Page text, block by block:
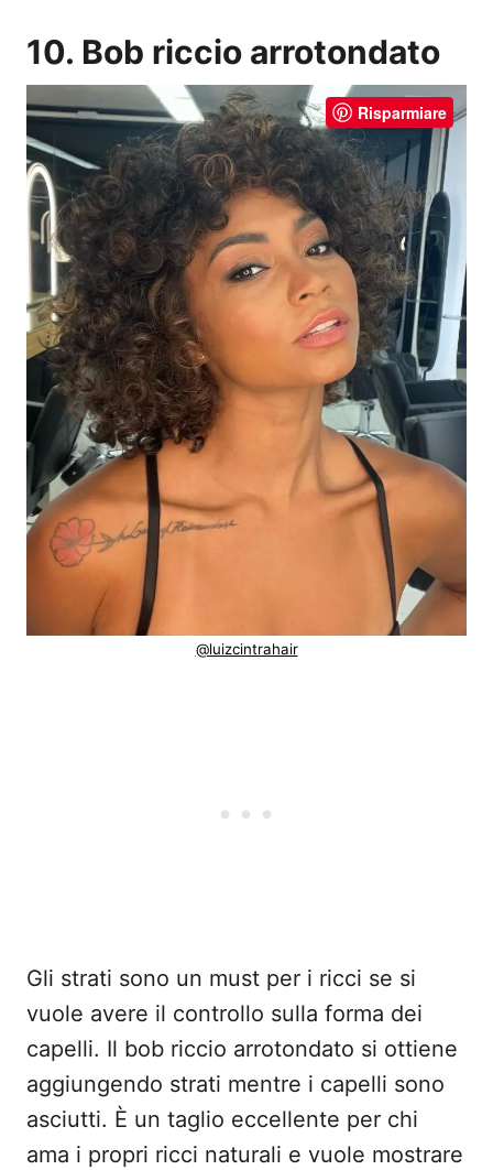
10. Bob riccio arrotondato
Risparmiare
@luizcintrahair
Gli strati sono un must per i ricci se si
vuole avere il controllo sulla forma dei
capelli. Il bob riccio arrotondato si ottiene
aggiungendo strati mentre i capelli sono
asciutti. È un taglio eccellente per chi
ama i propri ricci naturali e vuole mostrare